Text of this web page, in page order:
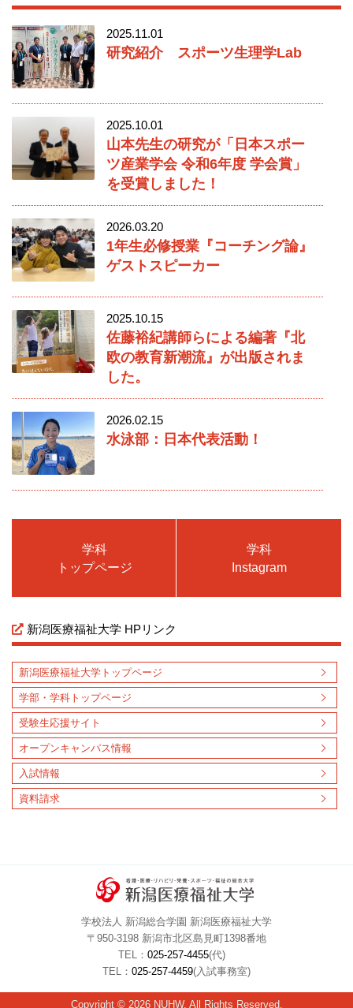
2025.11.01
研究紹介 スポーツ生理学Lab
2025.10.01
山本先生の研究が「日本スポー
ツ産業学会 令和6年度 学会賞」
を受賞しました！
2026.03.20
1年生必修授業『コーチング論』
ゲストスピーカー
2025.10.15
佐藤裕紀講師らによる編著『北
欧の教育新潮流』が出版されま
した。
2026.02.15
水泳部：日本代表活動！
学科
トップページ
学科
Instagram
新潟医療福祉大学 HPリンク
新潟医療福祉大学トップページ
学部・学科トップページ
受験生応援サイト
オープンキャンパス情報
入試情報
資料請求
学校法人 新潟総合学園 新潟医療福祉大学
〒950-3198 新潟市北区島見町1398番地
TEL： 025-257-4455(代)
TEL： 025-257-4459(入試事務室)
Copyright © 2026 NUHW. All Rights Reserved.